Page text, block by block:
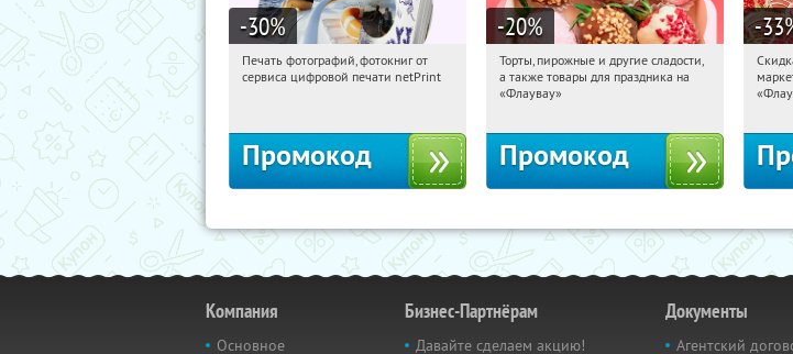
-30%
21:33:34 Получили:
Печать фотографий, фотокниг от
сервиса цифровой печати netPrint
Промокод
-20%
21:33:34 Получили:
Россия
Торты, пирожные и другие сладости,
а также товары для праздника на
«Флаувау»
Промокод
-33
Компания
Основное
Бизнес-Партнёрам
Давайте сделаем акцию!
Документы
Агентский